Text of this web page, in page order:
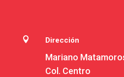
 Dirección
Mariano
Col. Centro